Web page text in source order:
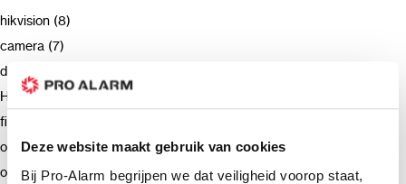
Deze website maakt gebruik van cookies
Bij Pro-Alarm begrijpen we dat veiligheid voorop staat,
hikvision (8)
camera (7)
deurbel (4)
Hikvision (3)
firmware (3)
ondersteuning (2)
opnemen (2)